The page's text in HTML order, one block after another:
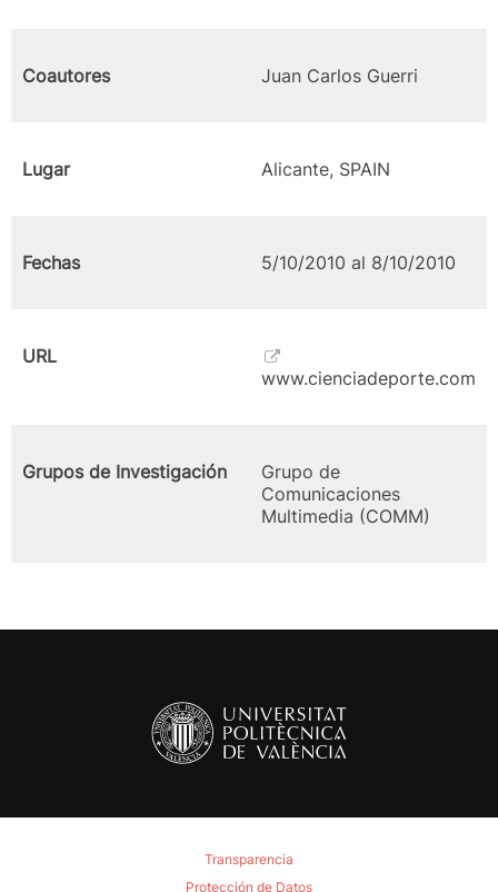
Coautores Juan Carlos Guerri
Lugar Alicante, SPAIN
Fechas 5/10/2010 al 8/10/2010
URL
www.cienciadeporte.com
Grupos de Investigación
Grupo de
Comunicaciones
Multimedia (COMM)
Transparencia
Protección de Datos